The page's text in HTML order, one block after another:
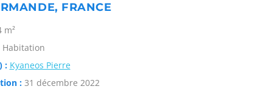
FRANCE
m²
Habitation
: Kyaneos Pierre
:31 décembre 2022